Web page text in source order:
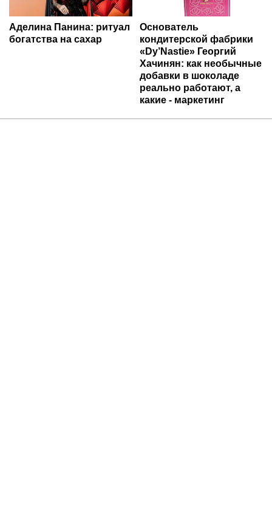
Аделина Панина: ритуал
богатства на сахар
Основатель
кондитерской фабрики
«Dy’Nastie» Георгий
Хачинян: как необычные
добавки в шоколаде
реально работают, а
какие - маркетинг